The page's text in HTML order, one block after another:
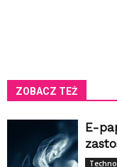
ZOBACZ TEŻ
E-